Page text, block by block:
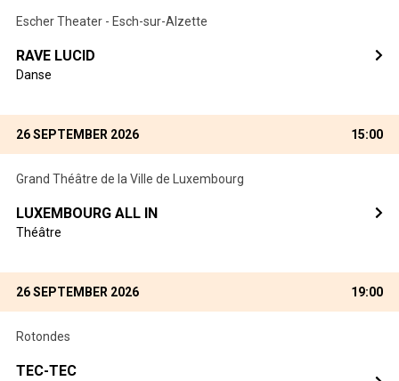
Escher Theater - Esch-sur-Alzette
RAVE LUCID
Danse
26 SEPTEMBER 2026 15:00
Grand Théâtre de la Ville de Luxembourg
LUXEMBOURG ALL IN
Théâtre
26 SEPTEMBER 2026 19:00
Rotondes
TEC-TEC